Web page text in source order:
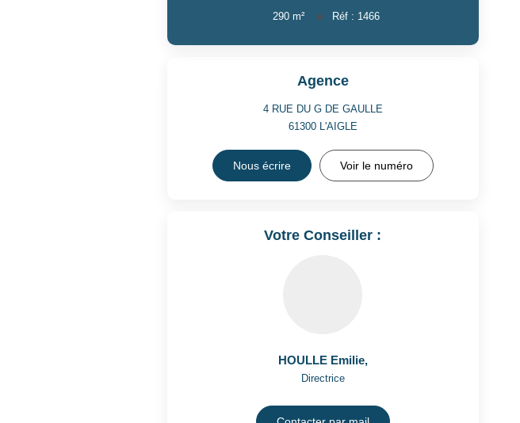
290 m² Réf : 1466
Agence
4 RUE DU G DE GAULLE
61300 L'AIGLE
Nous écrire Voir le numéro
Votre Conseiller :
HOULLE Emilie,
Directrice